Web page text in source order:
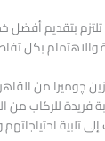
تلتزم بتقديم
بكل
چوميرا من
فريدة للركاب من
تلبية